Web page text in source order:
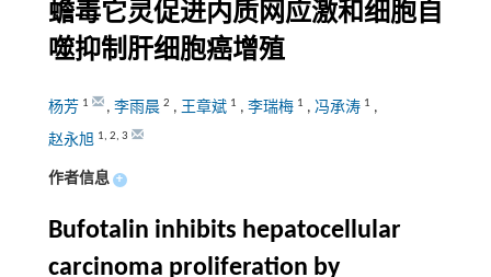
蟾毒它灵促进内质网应激和细胞自
噬抑制肝细胞癌增殖
杨芳 1 , 李雨晨 2 , 王章斌 1 , 李瑞梅 1 , 冯承涛 1 ,
赵永旭 1, 2, 3
作者信息 +
Bufotalin inhibits hepatocellular
carcinoma proliferation by